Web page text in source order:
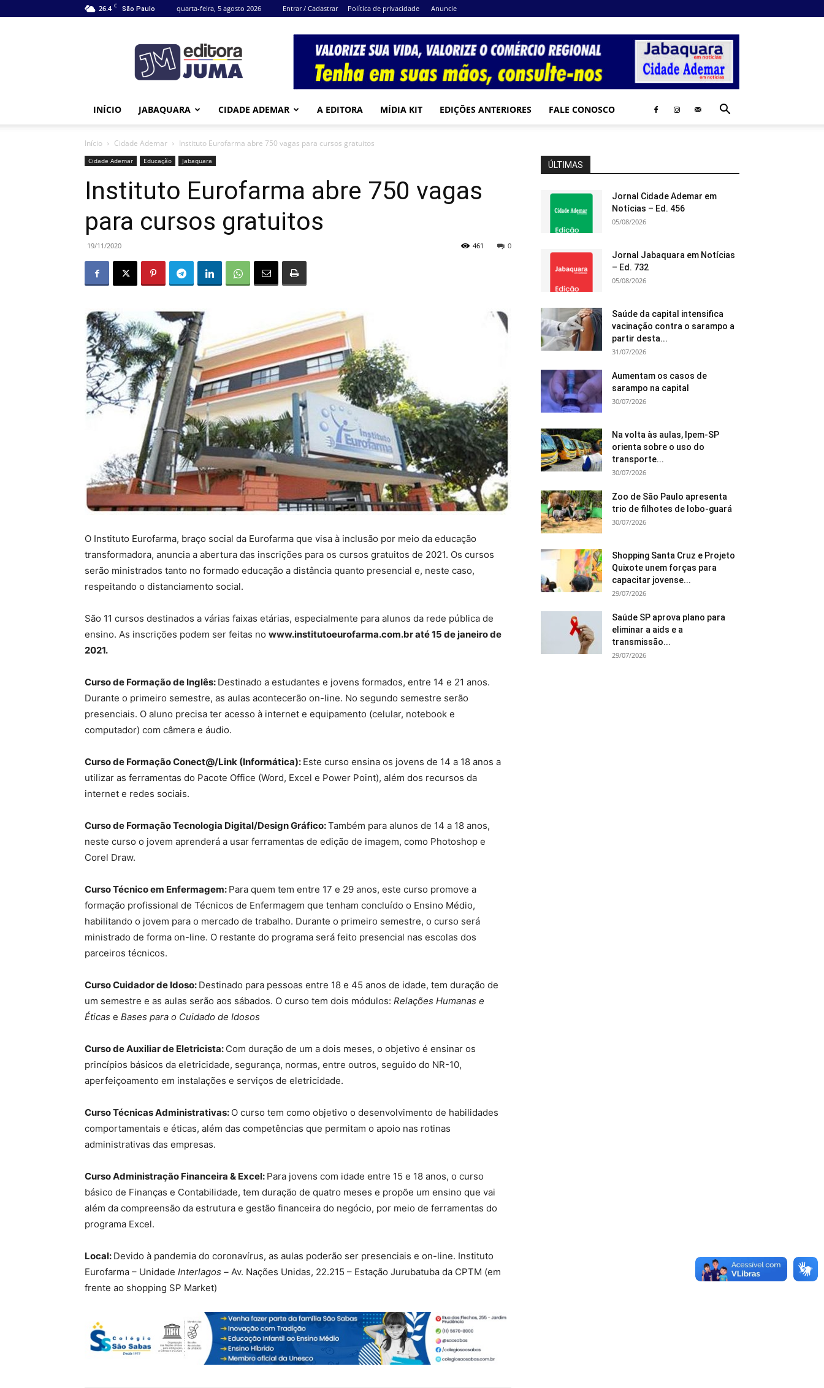
26.4 C São Paulo quarta-feira, 5 agosto 2026 Entrar / Cadastrar Política de privacidade Anuncie
Juma
INÍCIO JABAQUARA CIDADE ADEMAR A EDITORA MÍDIA KIT EDIÇÕES ANTERIORES FALE CONOSCO
Início Cidade Ademar Instituto Eurofarma abre 750 vagas para cursos gratuitos
Cidade Ademar Educação Jabaquara
Instituto Eurofarma abre 750 vagas
para cursos gratuitos
19/11/2020 0
461
O Instituto Eurofarma, braço social da Eurofarma que visa à inclusão por meio da educação
transformadora, anuncia a abertura das inscrições para os cursos gratuitos de 2021. Os cursos
serão ministrados tanto no formado educação a distância quanto presencial e, neste caso,
respeitando o distanciamento social.
São 11 cursos destinados a várias faixas etárias, especialmente para alunos da rede pública de
ensino. As inscrições podem ser feitas no www.institutoeurofarma.com.br até 15 de janeiro de
2021.
Curso de Formação de Inglês: Destinado a estudantes e jovens formados, entre 14 e 21 anos.
Durante o primeiro semestre, as aulas acontecerão on-line. No segundo semestre serão
presenciais. O aluno precisa ter acesso à internet e equipamento (celular, notebook e
computador) com câmera e áudio.
Curso de Formação Conect@/Link (Informática): Este curso ensina os jovens de 14 a 18 anos a
utilizar as ferramentas do Pacote Office (Word, Excel e Power Point), além dos recursos da
internet e redes sociais.
Curso de Formação Tecnologia Digital/Design Gráfico:Também para alunos de 14 a 18 anos,
neste curso o jovem aprenderá a usar ferramentas de edição de imagem, como Photoshop e
Corel Draw.
Curso Técnico em Enfermagem: Para quem tem entre 17 e 29 anos, este curso promove a
formação profissional de Técnicos de Enfermagem que tenham concluído o Ensino Médio,
habilitando o jovem para o mercado de trabalho. Durante o primeiro semestre, o curso será
ministrado de forma on-line. O restante do programa será feito presencial nas escolas dos
parceiros técnicos.
Curso Cuidador de Idoso: Destinado para pessoas entre 18 e 45 anos de idade, tem duração de
um semestre e as aulas serão aos sábados. O curso tem dois módulos: Relações Humanas e
Éticas e Bases para o Cuidado de Idosos
Curso de Auxiliar de Eletricista: Com duração de um a dois meses, o objetivo é ensinar os
princípios básicos da eletricidade, segurança, normas, entre outros, seguido do NR-10,
aperfeiçoamento em instalações e serviços de eletricidade.
Curso Técnicas Administrativas: O curso tem como objetivo o desenvolvimento de habilidades
comportamentais e éticas, além das competências que permitam o apoio nas rotinas
administrativas das empresas.
Curso Administração Financeira & Excel: Para jovens com idade entre 15 e 18 anos, o curso
básico de Finanças e Contabilidade, tem duração de quatro meses e propõe um ensino que vai
além da compreensão da estrutura e gestão financeira do negócio, por meio de ferramentas do
programa Excel.
Local: Devido à pandemia do coronavírus, as aulas poderão ser presenciais e on-line. Instituto
Eurofarma – Unidade Interlagos – Av. Nações Unidas, 22.215 – Estação Jurubatuba da CPTM (em
frente ao shopping SP Market)
ÚLTIMAS
Jornal Cidade Ademar em
Notícias – Ed. 456
05/08/2026
Jornal Jabaquara em Notícias
– Ed. 732
05/08/2026
Saúde da capital intensifica
vacinação contra o sarampo a
partir desta...
31/07/2026
Aumentam os casos de
sarampo na capital
30/07/2026
Na volta às aulas, Ipem-SP
orienta sobre o uso do
transporte...
30/07/2026
Zoo de São Paulo apresenta
trio de filhotes de lobo-guará
30/07/2026
Shopping Santa Cruz e Projeto
Quixote unem forças para
capacitar jovense...
29/07/2026
Saúde SP aprova plano para
eliminar a aids e a
transmissão...
29/07/2026